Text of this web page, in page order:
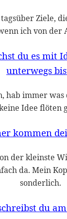
Ziele,
ich von der
du es mit
unterwegs
hab immer
Idee flöten
kommen
der kleinste
da. Mein
sonderlich.
du